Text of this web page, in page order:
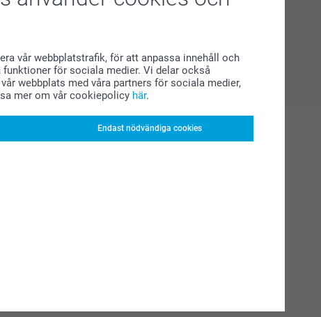
vår webbplatstrafik, för att anpassa innehåll och
för sociala medier. Vi delar också
webbplats med våra partners för sociala medier,
mer om vår cookiepolicy här.
Endast nödvändiga cookies